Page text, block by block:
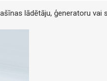
lādētāju, ģeneratoru